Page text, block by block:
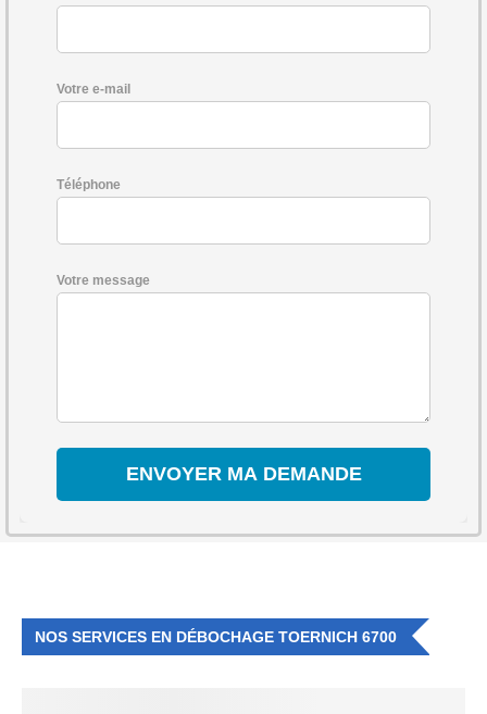
Votre e-mail
Téléphone
Votre message
NOS SERVICES EN DÉBOCHAGE TOERNICH 6700